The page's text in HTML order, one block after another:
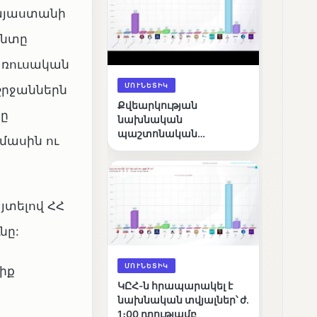
ու
ՀՀ
ՄՈՒՆԵՏԻԿ
Քվեարկության
նախնական
պաշտոնական
ՄՈՒՆԵՏԻԿ
ԿԸՀ-ն հրապարակել է
նախնական տվյալներ՝ ժ․
1։00 դրությամբ